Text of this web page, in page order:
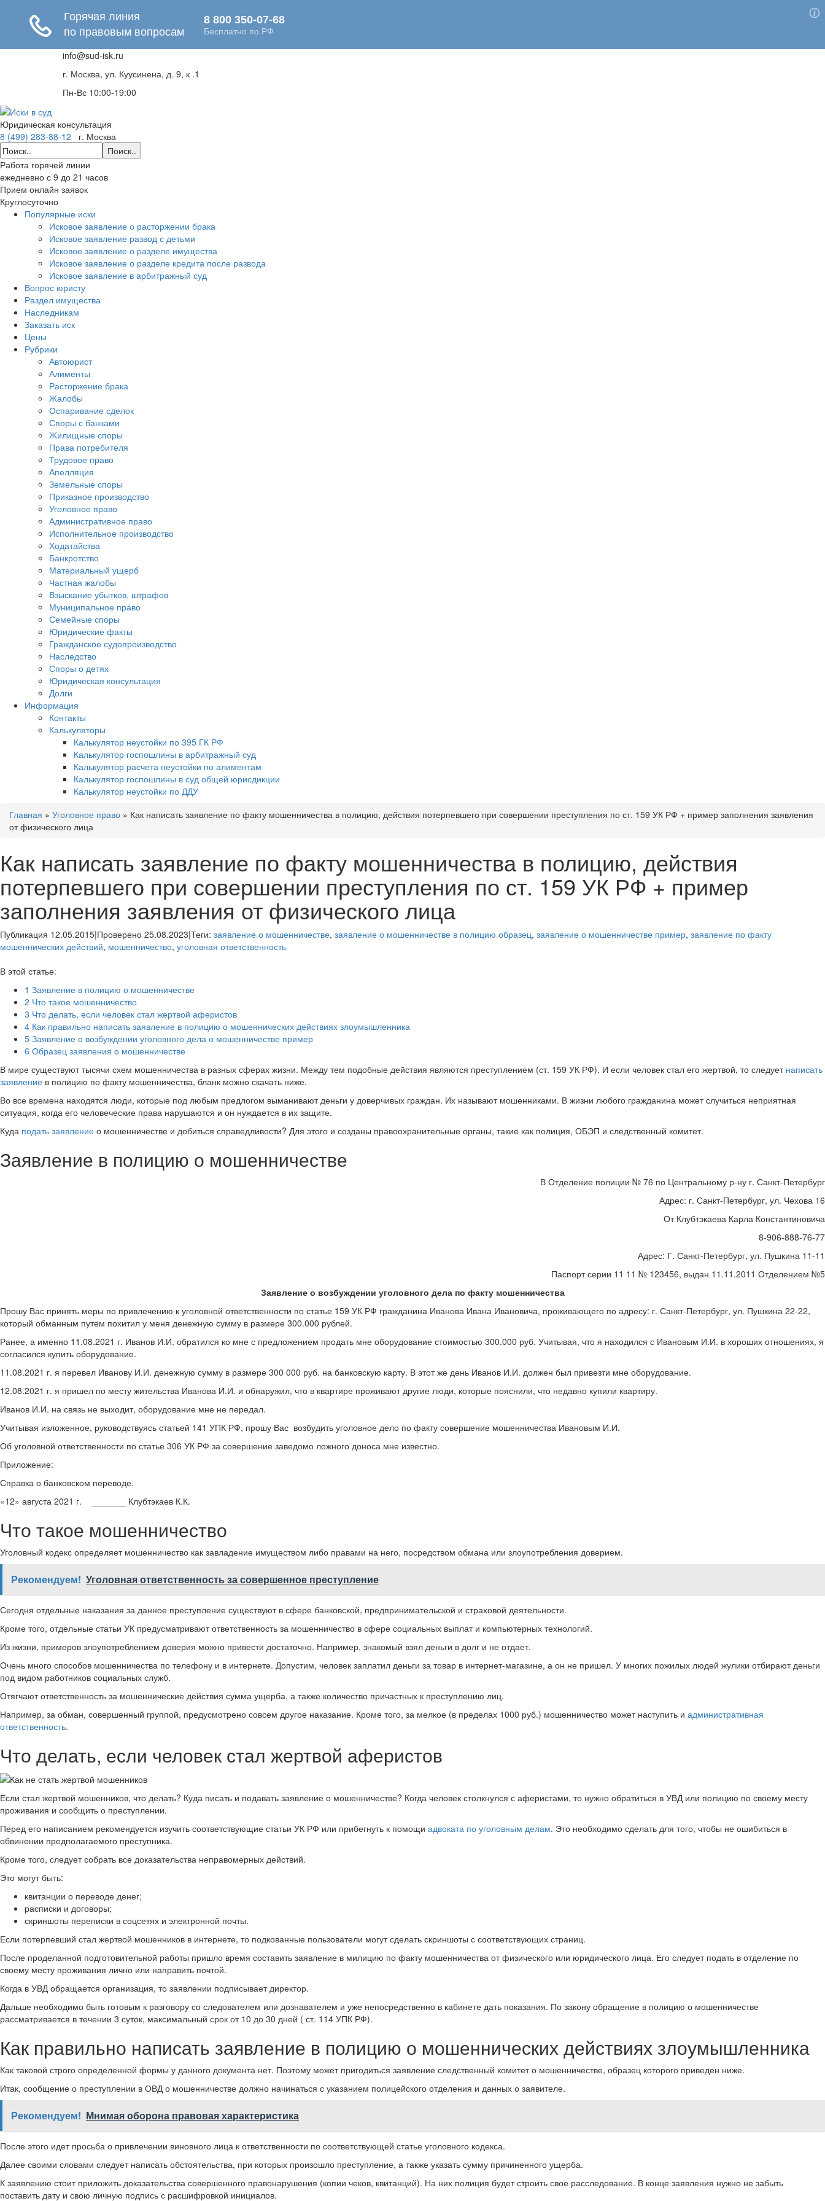
info@sud-isk.ru
г. Москва, ул. Куусинена, д. 9, к .1
Пн-Вс 10:00-19:00
Юридическая консультация
8 (499) 283-88-12
г. Москва
Поиск..
Работа горячей линии
ежедневно с 9 до 21 часов
Прием онлайн заявок
Круглосуточно
Популярные иски
Исковое заявление о расторжении брака
Исковое заявление развод с детьми
Исковое заявление о разделе имущества
Исковое заявление о разделе кредита после развода
Исковое заявление в арбитражный суд
Вопрос юристу
Раздел имущества
Наследникам
Заказать иск
Цены
Рубрики
Автоюрист
Алименты
Расторжение брака
Жалобы
Оспаривание сделок
Споры с банками
Жилищные споры
Права потребителя
Трудовое право
Апелляция
Земельные споры
Приказное производство
Уголовное право
Административное право
Исполнительное производство
Ходатайства
Банкротство
Материальный ущерб
Частная жалобы
Взыскание убытков, штрафов
Муниципальное право
Семейные споры
Юридические факты
Гражданское судопроизводство
Наследство
Споры о детях
Юридическая консультация
Долги
Информация
Контакты
Калькуляторы
Калькулятор неустойки по 395 ГК РФ
Калькулятор госпошлины в арбитражный суд
Калькулятор расчета неустойки по алиментам
Калькулятор госпошлины в суд общей юрисдикции
Калькулятор неустойки по ДДУ
Главная » Уголовное право » Как написать заявление по факту мошенничества в полицию, действия потерпевшего при совершении преступления по ст. 159 УК РФ + пример заполнения заявления
от физического лица
Как написать заявление по факту мошенничества в полицию, действия
потерпевшего при совершении преступления по ст. 159 УК РФ + пример
заполнения заявления от физического лица
Публикация 12.05.2015|Проверено 25.08.2023|Теги: заявление о мошенничестве, заявление о мошенничестве в полицию образец, заявление о мошенничестве пример, заявление по факту
мошеннических действий, мошенничество, уголовная ответственность
В этой статье:
1 Заявление в полицию о мошенничестве
2 Что такое мошенничество
3 Что делать, если человек стал жертвой аферистов
4 Как правильно написать заявление в полицию о мошеннических действиях злоумышленника
5 Заявление о возбуждении уголовного дела о мошенничестве пример
6 Образец заявления о мошенничестве
В мире существуют тысячи схем мошенничества в разных сферах жизни. Между тем подобные действия являются преступлением (ст. 159 УК РФ). И если человек стал его жертвой, то следует написать
заявление в полицию по факту мошенничества, бланк можно скачать ниже.
Во все времена находятся люди, которые под любым предлогом выманивают деньги у доверчивых граждан. Их называют мошенниками. В жизни любого гражданина может случиться неприятная
ситуация, когда его человеческие права нарушаются и он нуждается в их защите.
Куда подать заявление о мошенничестве и добиться справедливости? Для этого и созданы правоохранительные органы, такие как полиция, ОБЭП и следственный комитет.
Заявление в полицию о мошенничестве
В Отделение полиции № 76 по Центральному р-ну г. Санкт-Петербург
Адрес: г. Санкт-Петербург, ул. Чехова 16
От Клубтэкаева Карла Константиновича
8-906-888-76-77
Адрес: Г. Санкт-Петербург, ул. Пушкина 11-11
Паспорт серии 11 11 № 123456, выдан 11.11.2011 Отделением №5
Заявление о возбуждении уголовного дела по факту мошенничества
Прошу Вас принять меры по привлечению к уголовной ответственности по статье 159 УК РФ гражданина Иванова Ивана Ивановича, проживающего по адресу: г. Санкт-Петербург, ул. Пушкина 22-22,
который обманным путем похитил у меня денежную сумму в размере 300.000 рублей.
Ранее, а именно 11.08.2021 г. Иванов И.И. обратился ко мне с предложением продать мне оборудование стоимостью 300.000 руб. Учитывая, что я находился с Ивановым И.И. в хороших отношениях, я
согласился купить оборудование.
11.08.2021 г. я перевел Иванову И.И. денежную сумму в размере 300 000 руб. на банковскую карту. В этот же день Иванов И.И. должен был привезти мне оборудование.
12.08.2021 г. я пришел по месту жительства Иванова И.И. и обнаружил, что в квартире проживают другие люди, которые пояснили, что недавно купили квартиру.
Иванов И.И. на связь не выходит, оборудование мне не передал.
Учитывая изложенное, руководствуясь статьей 141 УПК РФ, прошу Вас возбудить уголовное дело по факту совершение мошенничества Ивановым И.И.
Об уголовной ответственности по статье 306 УК РФ за совершение заведомо ложного доноса мне известно.
Приложение:
Справка о банковском переводе.
«12» августа 2021 г. _______ Клубтэкаев К.К.
Что такое мошенничество
Уголовный кодекс определяет мошенничество как завладение имуществом либо правами на него, посредством обмана или злоупотребления доверием.
Рекомендуем! Уголовная ответственность за совершенное преступление
Сегодня отдельные наказания за данное преступление существуют в сфере банковской, предпринимательской и страховой деятельности.
Кроме того, отдельные статьи УК предусматривают ответственность за мошенничество в сфере социальных выплат и компьютерных технологий.
Из жизни, примеров злоупотреблением доверия можно привести достаточно. Например, знакомый взял деньги в долг и не отдает.
Очень много способов мошенничества по телефону и в интернете. Допустим, человек заплатил деньги за товар в интернет-магазине, а он не пришел. У многих пожилых людей жулики отбирают деньги
под видом работников социальных служб.
Отягчают ответственность за мошеннические действия сумма ущерба, а также количество причастных к преступлению лиц.
Например, за обман, совершенный группой, предусмотрено совсем другое наказание. Кроме того, за мелкое (в пределах 1000 руб.) мошенничество может наступить и административная
ответственность.
Что делать, если человек стал жертвой аферистов
Если стал жертвой мошенников, что делать? Куда писать и подавать заявление о мошенничестве? Когда человек столкнулся с аферистами, то нужно обратиться в УВД или полицию по своему месту
проживания и сообщить о преступлении.
Перед его написанием рекомендуется изучить соответствующие статьи УК РФ или прибегнуть к помощи адвоката по уголовным делам. Это необходимо сделать для того, чтобы не ошибиться в
обвинении предполагаемого преступника.
Кроме того, следует собрать все доказательства неправомерных действий.
Это могут быть:
квитанции о переводе денег;
расписки и договоры;
скриншоты переписки в соцсетях и электронной почты.
Если потерпевший стал жертвой мошенников в интернете, то подкованные пользователи могут сделать скриншоты с соответствующих страниц.
После проделанной подготовительной работы пришло время составить заявление в милицию по факту мошенничества от физического или юридического лица. Его следует подать в отделение по
своему месту проживания лично или направить почтой.
Когда в УВД обращается организация, то заявлении подписывает директор.
Дальше необходимо быть готовым к разговору со следователем или дознавателем и уже непосредственно в кабинете дать показания. По закону обращение в полицию о мошенничестве
рассматривается в течении 3 суток, максимальный срок от 10 до 30 дней ( ст. 114 УПК РФ).
Как правильно написать заявление в полицию о мошеннических действиях злоумышленника
Как таковой строго определенной формы у данного документа нет. Поэтому может пригодиться заявление следственный комитет о мошенничестве, образец которого приведен ниже.
Итак, сообщение о преступлении в ОВД о мошенничестве должно начинаться с указанием полицейского отделения и данных о заявителе.
Рекомендуем! Мнимая оборона правовая характеристика
После этого идет просьба о привлечении виновного лица к ответственности по соответствующей статье уголовного кодекса.
Далее своими словами следует написать обстоятельства, при которых произошло преступление, а также указать сумму причиненного ущерба.
К заявлению стоит приложить доказательства совершенного правонарушения (копии чеков, квитанций). На них полиция будет строить свое расследование. В конце заявления нужно не забыть
поставить дату и свою личную подпись с расшифровкой инициалов.